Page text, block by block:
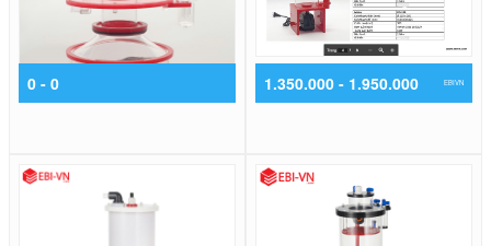
0 - 0 1.350.000 - 1.950.000 EBIVN